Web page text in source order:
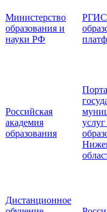
Министерство
образования и
науки РФ
РГИС
Российская
академия
образования
Дистанционное